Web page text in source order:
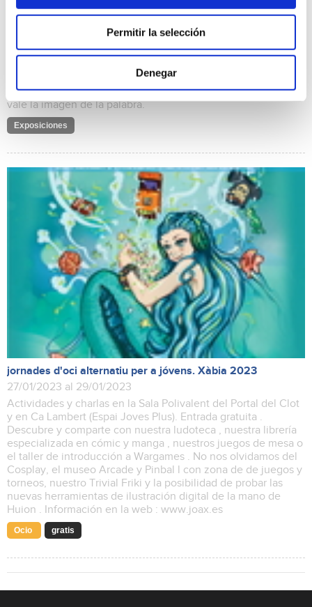
Permitir la selección
Denegar
de lo nombrado. Un proyecto que trasciende la
representación del significado de la palabra, para llegar a la
representación de la imagen de la palabra. Un nuevo
lenguaje, una imagen lingüística que responde, únicamente,
al continente del lenguaje, una imagen del significante que
se despoja de cualquier conceptualización cultural de los
significados. Si una imagen vale más que mil palabras, cuánto
vale la imagen de la palabra.
Exposiciones
jornades d'oci alternatiu per a jóvens. Xàbia 2023
27/01/2023 al 29/01/2023
Actividades y charlas en la Sala Polivalent del Portal del Clot
y en Ca Lambert (Espai Joves Plus). Entrada gratuita .
Descubre y comparte con nuestra ludoteca , nuestra librería
especializada en cómic y manga , nuestros juegos de mesa o
el taller de introducción a Wargames . No nos olvidamos del
Cosplay, el museo Arcade y Pinbal l con zona de de juegos y
torneos, nuestro Trivial Friki y la posibilidad de probar las
nuevas herramientas de ilustración digital de la mano de
Huion . Información en la web : www.joax.es
Ocio gratis